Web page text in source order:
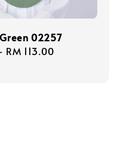
Green 02257
RM 113.00